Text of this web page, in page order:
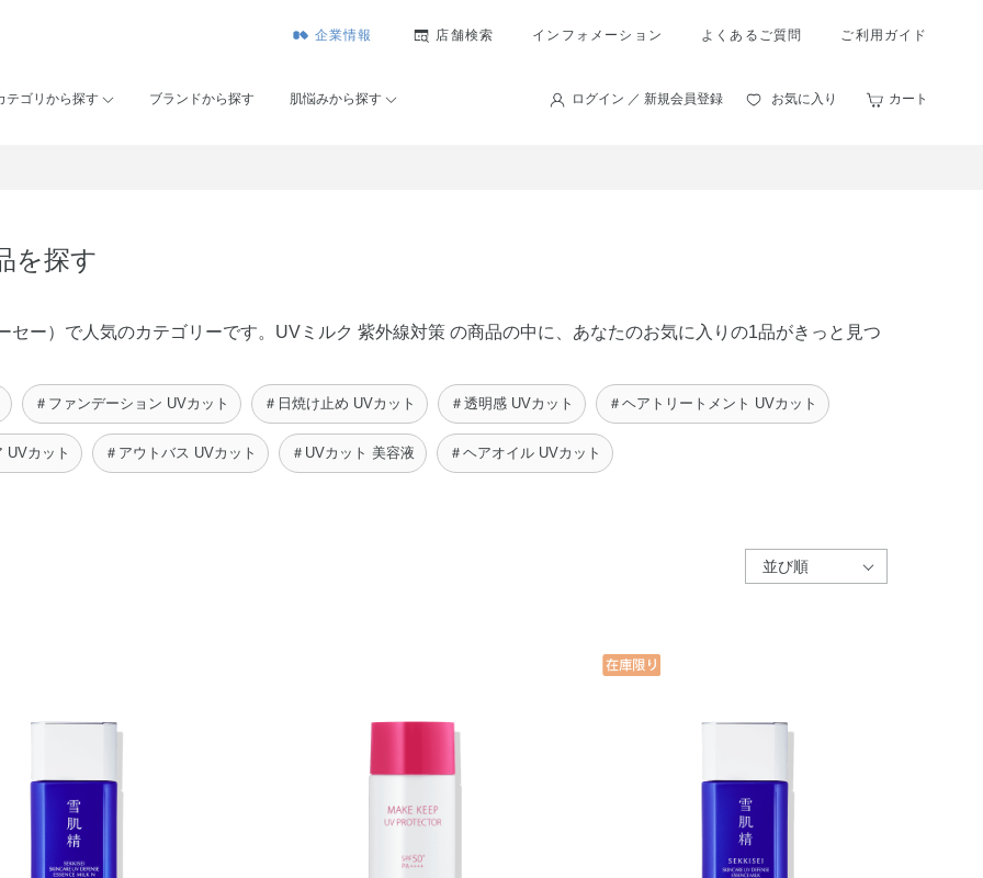
企業情報 店舗検索 インフォメーション よくあるご質問 ご利用ガイド
テゴリから探す ブランドから探す 肌悩みから探す ログイン ／ 新規会員登録 お気に入り カート
を探す
ー）で人気のカテゴリーです。UVミルク 紫外線対策 の商品の中に、あなたのお気に入りの1品がきっと見つ
＃ファンデーション UVカット ＃日焼け止め UVカット ＃透明感 UVカット ＃ヘアトリートメント UVカット
UVカット ＃アウトバス UVカット ＃UVカット 美容液 ＃ヘアオイル UVカット